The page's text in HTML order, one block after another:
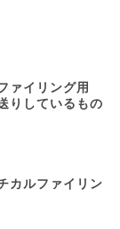
ァイリング用
りしているもの
カルファイリン